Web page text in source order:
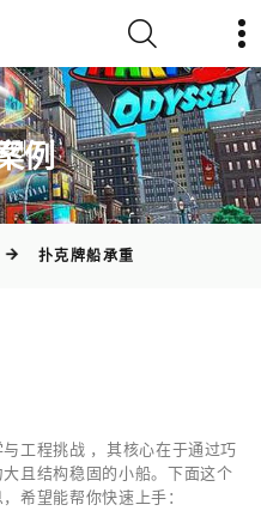
例
扑克牌船承重
工程挑战 ，其核心在于通过巧
且结构稳固的小船。下面这个
希望能帮你快速上手：